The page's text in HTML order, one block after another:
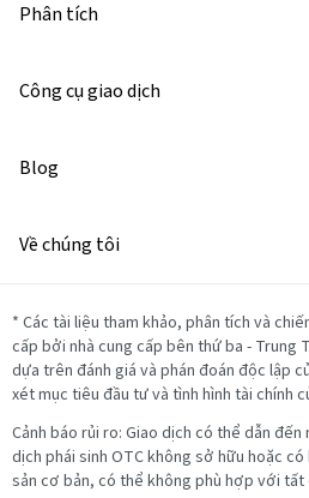
Phân tích
Công cụ giao dịch
Blog
Về chúng tôi
* Các tài liệu tham khảo, phân tích và
cấp bởi nhà cung cấp bên thứ ba - Trung
dựa trên đánh giá và phán đoán độc lập
xét mục tiêu đầu tư và tình hình tài chính
Cảnh báo rủi ro: Giao dịch có thể dẫn
dịch phái sinh OTC không sở hữu hoặc
sản cơ bản, có thể không phù hợp với tất